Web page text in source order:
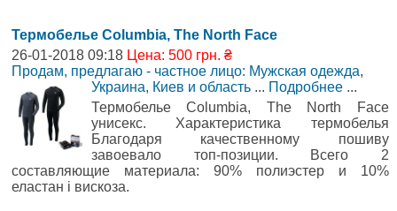
Термобелье Columbia, The North Face
26-01-2018 09:18 Цена: 500 грн. ₴
Продам, предлагаю - частное лицо: Мужская одежда,
Украина, Киев и область ... Подробнее ...
Термобелье Columbia, The North Face
унисекс. Характеристика термобелья
Благодаря качественному пошиву
завоевало топ-позиции. Всего 2
составляющие материала: 90% полиэстер и 10%
еластан і вискоза.